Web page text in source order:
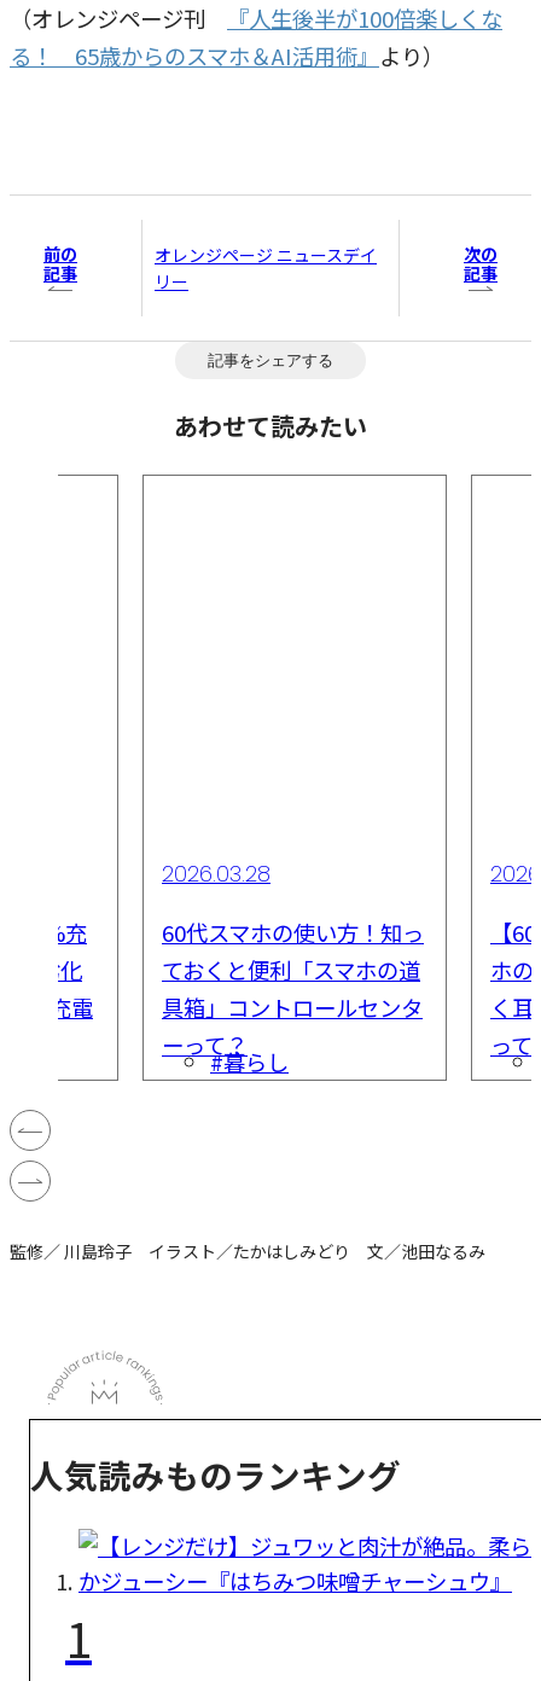
（オレンジページ刊
『人生後半が100倍楽しくな
る！ 65歳からのスマホ＆AI活用術』 より）
前の
記事
オレンジページ ニュースデイ
リー
次の
記事
記事をシェアする
あわせて読みたい
100%充
ー劣化
い充電
2026.03.28
60代スマホの使い方！知っ
ておくと便利「スマホの道
具箱」コントロールセンタ
ーって？
#暮らし
【
ホの
く
って
監修／ 川島玲子 イラスト／たかはしみどり 文／池田なるみ
人気読みものランキング
1